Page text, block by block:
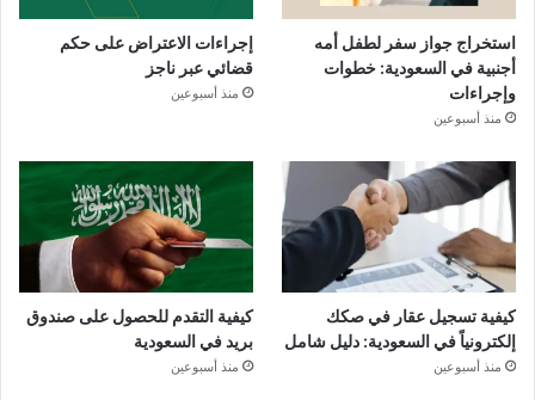
استخراج جواز سفر لطفل أمه
أجنبية في السعودية: خطوات
وإجراءات
منذ أسبوعين
إجراءات الاعتراض على حكم
قضائي عبر ناجز
منذ أسبوعين
كيفية تسجيل عقار في صكك
إلكترونياً في السعودية: دليل شامل
منذ أسبوعين
كيفية التقدم للحصول على صندوق
بريد في السعودية
منذ أسبوعين